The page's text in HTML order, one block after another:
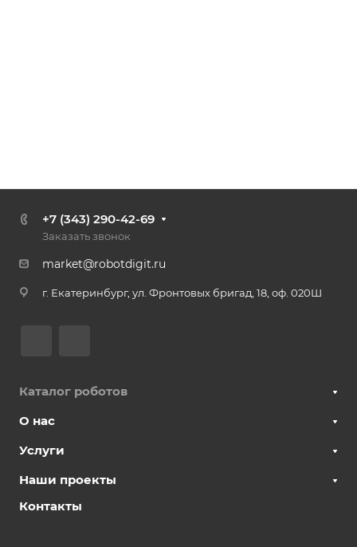
+7 (343) 290-42-69
Заказать звонок
market@robotdigit.ru
г. Екатеринбург, ул. Фронтовых бригад, 18, оф. 020Ш
Каталог роботов
О нас
Услуги
Наши проекты
Контакты